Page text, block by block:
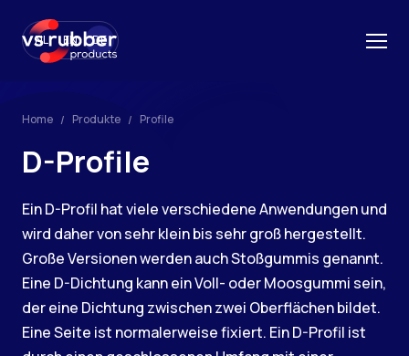
NL EN DE
Home Produkte Profile
D-Profile
Ein D-Profil hat viele verschiedene Anwendungen und
wird daher von sehr klein bis sehr groß hergestellt.
Große Versionen werden auch Stoßgummis genannt.
Eine D-Dichtung kann ein Voll- oder Moosgummi sein,
der eine Dichtung zwischen zwei Oberflächen bildet.
Eine Seite ist normalerweise fixiert. Ein D-Profil ist